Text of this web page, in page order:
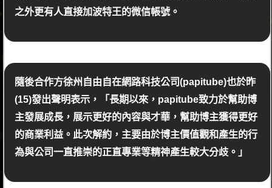
之外更有人直接加波特王的微信帳號。
隨後合作方徐州自由自在網路科技公司(papitube)也於昨
(15)發出聲明表示，「長期以來，papitube致力於幫助博
主發展成長，展示更好的內容與才華，幫助博主獲得更好
的商業利益。此次解約，主要由於博主價值觀和產生的行
為與公司一直推崇的正直專業等精神產生較大分歧。」